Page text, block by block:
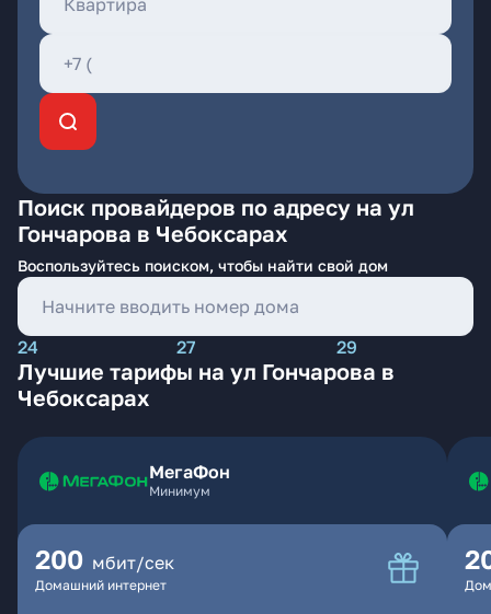
Поиск провайдеров по адресу на ул
Гончарова в Чебоксарах
Воспользуйтесь поиском, чтобы найти свой дом
24 27 29
Лучшие тарифы на ул Гончарова в
Чебоксарах
МегаФон
Минимум
200 мбит/сек
Домашний интернет